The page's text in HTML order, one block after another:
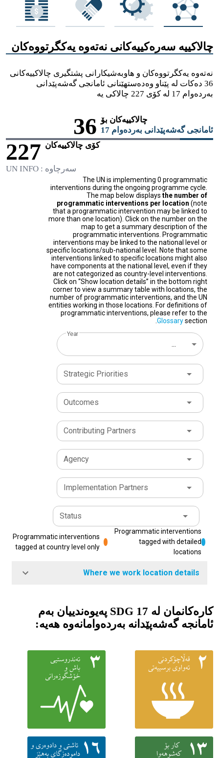
چالاکییە سەرەکییەکانی نەتەوە یەکگرتووەکان
نەتەوە یەکگرتووەکان و هاوبەشیکارانی پشتگیری چالاکییەکانى
36 دەکات لە پێناو وەدەستهێنانی ئامانجی گەشەپێدانی
بەردەوام 17 لە کۆی 227 چالاکى يه
چالاكييه‌كان بۆ
ئامانجى گه‌شه‌پێدانى به‌رده‌وام 17
36
کۆی چالاکییەکان 227
سەرچاوە : UN INFO
The UN is implementing 0 programmatic
interventions during the ongoing programme cycle.
The map below displays the number of
programmatic interventions per location (note
that a programmatic intervention may be linked to
more than one location). Click on the number on the
map to get a summary description of the
programmatic interventions. Programmatic
interventions may be linked to the national level or
specific locations/sub-national level. Note that some
interventions linked to specific locations might also
have components at the national level, even if they
are not categorized as country-level interventions.
Click on “Show location details” in the bottom right
corner to view a summary table with locations, the
number of programmatic interventions, and the UN
entities working in those locations. For definitions of
programmatic interventions, please refer to the
Glossarysection.
Year
...
Strategic Priorities
Outcomes
Contributing Partners
Agency
Implementation Partners
Status
Programmatic interventions
tagged with detailed
locations
Programmatic interventions
tagged at country level only
Where we work location details
کارەکانمان لە SDG 17 پەیوەندییان بەم
ئامانجە گەشەپێدانە به‌رده‌وامانه‌وه‌ هەیە: